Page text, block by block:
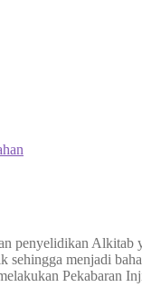
penyelidikan Alkitab
sehingga menjadi
Pekabaran